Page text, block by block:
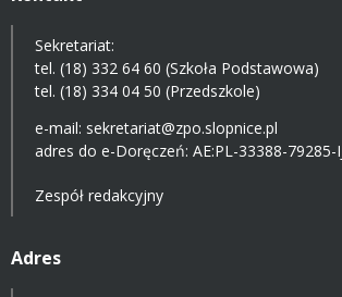
Sekretariat:
tel. (18) 332 64 60 (Szkoła Podstawowa)
tel. (18) 334 04 50 (Przedszkole)
e-mail: sekretariat@zpo.slopnice.pl
adres do e-Doręczeń: AE:PL-33388-79285-
Zespół redakcyjny
Adres